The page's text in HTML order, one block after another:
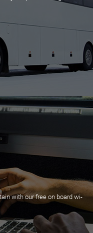
with our free on board wi-